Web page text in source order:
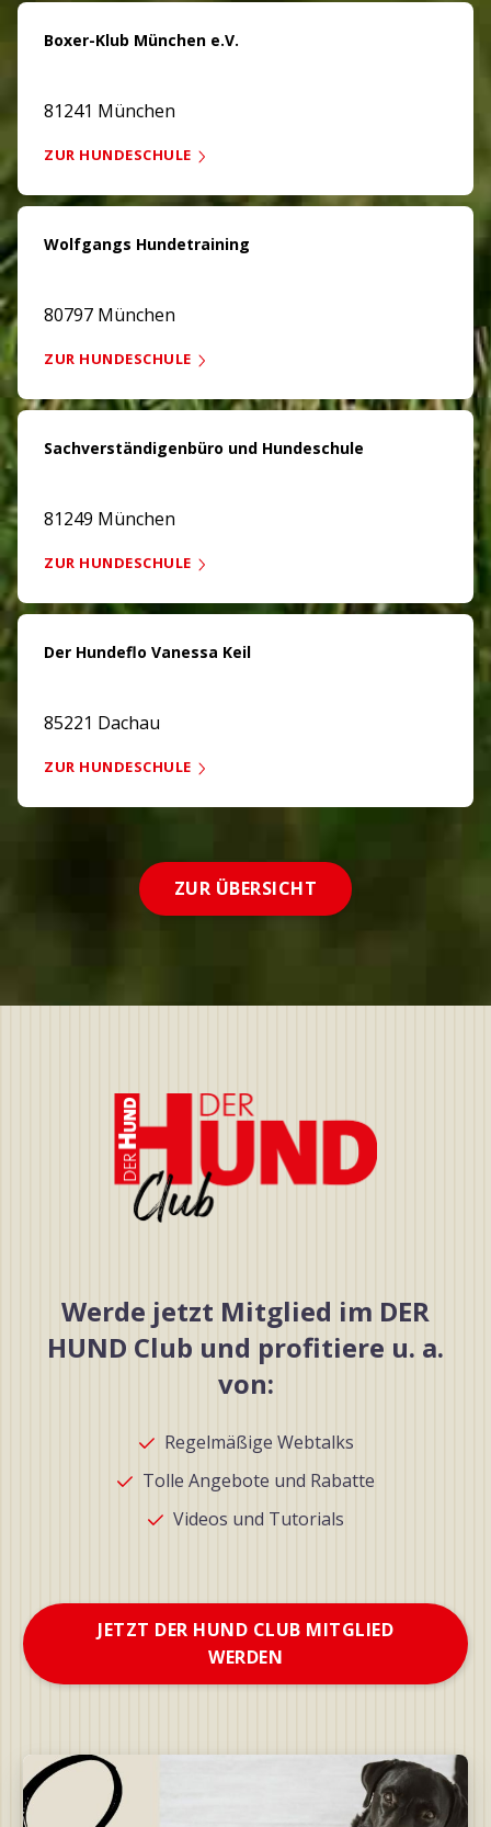
Boxer-Klub München e.V.
81241 München
ZUR HUNDESCHULE
Wolfgangs Hundetraining
80797 München
ZUR HUNDESCHULE
Sachverständigenbüro und Hundeschule
81249 München
ZUR HUNDESCHULE
Der Hundeflo Vanessa Keil
85221 Dachau
ZUR HUNDESCHULE
ZUR ÜBERSICHT
Werde jetzt Mitglied im DER
HUND Club und profitiere u. a.
von:
Regelmäßige Webtalks
Tolle Angebote und Rabatte
Videos und Tutorials
JETZT DER HUND CLUB MITGLIED
WERDEN